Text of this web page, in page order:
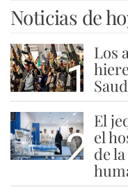
Noticias de
1
Los
2
El
el
de